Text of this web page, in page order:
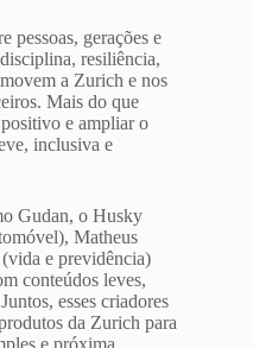
pessoas, gerações e
resiliência,
a Zurich e nos
Mais do que
e ampliar o
inclusiva e
Gudan, o Husky
Matheus
e previdência)
conteúdos leves,
esses criadores
da Zurich para